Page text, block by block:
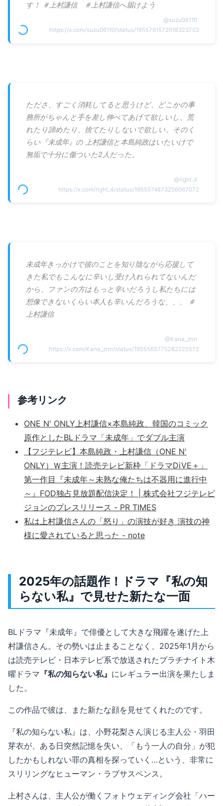
す！ ＃上村謙信 ＃上村謙信へ届けよう
@suzu06110
https://x.com/suzu06110/status/1955791572018323703
たださ、すごく消耗してると思うけど、どこかの事
務所がちゃんと手を差し伸べてあげて欲しいし、荒
れたり諦めたり、捨てたりしないで欲しい。そのく
らい『未成年』の 上村謙信と本島純政はいたいけで
無垢で十分に傷ついた2人だった。
@right_4
https://x.com/right_4/status/1955574873256067072
未成年きっかけで彼のことを知り陰ながら応援して
きた私でもこんなに辛いし受け入れられてないんだ
から、ファンの方はもっと辛いだろうし私たちには
想像できないくらい本人も辛いんだろうな、、、 ＃
上村謙信
@Kana_znn
https://x.com/Kana_znn/status/1955565775282225572
参考リンク
ONE N' ONLY上村謙信×本島純政、韓国のコミック
原作としたBLドラマ「未成年」でダブル主演
【フジテレビ】本島純政・上村謙信（ONE N'
ONLY）Ｗ主演！読売テレビ新枠「ドラマDiVE＋」
第一作目『未成年～未熟な俺たちは不器用に進行中
～』FOD独占見放題配信決定！ | 株式会社フジテレビ
ジョンのプレスリリース - PR TIMES
私は上村謙信さんの「怒り」の演技が好き 演技の神
様に愛されていると思った - note
2025年の話題作！ドラマ『私の知
らない私』で見せた新たな一面
BLドラマ『未成年』で俳優として大きな飛躍を遂げた上
村謙信さん。その勢いは止まることなく、2025年1月から
は読売テレビ・日本テレビ系で放送されたプラチナイト木
曜ドラマ 『私の知らない私』 にレギュラー出演を果たしま
した。
この作品で彼は、また新たな顔を見せてくれたのです。
『私の知らない私』は、小野花梨さん演じる主人公・羽田
芽衣が、ある日突然記憶を失い、「もう一人の自分」が犯
したかもしれない罪の真相を探っていく…という、非常に
スリリングなヒューマン・ラブサスペンス。
上村さんは、主人公が働くフォトウェディング会社「ハー